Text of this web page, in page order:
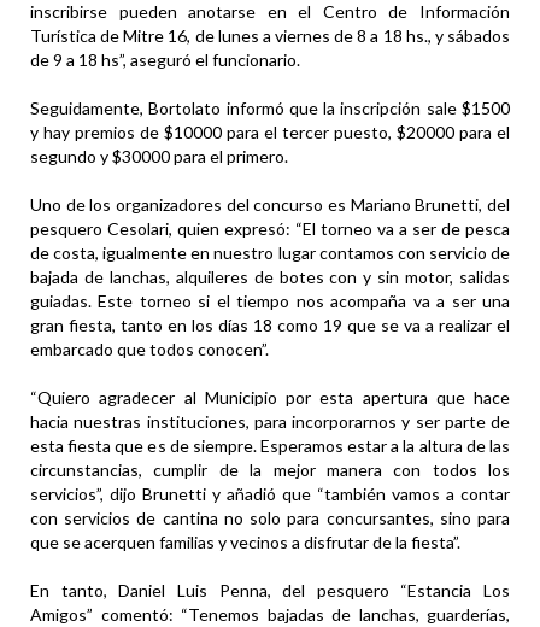
inscribirse pueden anotarse en el Centro de Información
Turística de Mitre 16, de lunes a viernes de 8 a 18 hs., y sábados
de 9 a 18 hs”, aseguró el funcionario.
Seguidamente, Bortolato informó que la inscripción sale $1500
y hay premios de $10000 para el tercer puesto, $20000 para el
segundo y $30000 para el primero.
Uno de los organizadores del concurso es Mariano Brunetti, del
pesquero Cesolari, quien expresó: “El torneo va a ser de pesca
de costa, igualmente en nuestro lugar contamos con servicio de
bajada de lanchas, alquileres de botes con y sin motor, salidas
guiadas. Este torneo si el tiempo nos acompaña va a ser una
gran fiesta, tanto en los días 18 como 19 que se va a realizar el
embarcado que todos conocen”.
“Quiero agradecer al Municipio por esta apertura que hace
hacia nuestras instituciones, para incorporarnos y ser parte de
esta fiesta que es de siempre. Esperamos estar a la altura de las
circunstancias, cumplir de la mejor manera con todos los
servicios”, dijo Brunetti y añadió que “también vamos a contar
con servicios de cantina no solo para concursantes, sino para
que se acerquen familias y vecinos a disfrutar de la fiesta”.
En tanto, Daniel Luis Penna, del pesquero “Estancia Los
Amigos” comentó: “Tenemos bajadas de lanchas, guarderías,